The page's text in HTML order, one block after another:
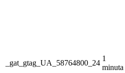
_gat_gtag_UA_58764800_24
1
minuta